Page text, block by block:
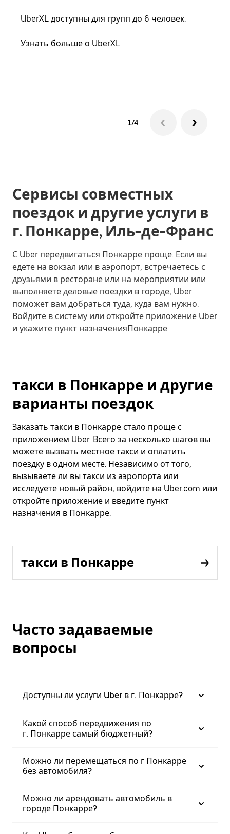
UberXL доступны для групп до 6 человек.
Узнать больше о UberXL
1/4
Сервисы совместных
поездок и другие услуги в
г. Понкарре, Иль-де-Франс
С Uber передвигаться Понкарре проще. Если вы
едете на вокзал или в аэропорт, встречаетесь с
друзьями в ресторане или на мероприятии или
выполняете деловые поездки в городе, Uber
поможет вам добраться туда, куда вам нужно.
Войдите в систему или откройте приложение Uber
и укажите пункт назначенияПонкарре.
такси в Понкарре и другие
варианты поездок
Заказать такси в Понкарре стало проще с
приложением Uber. Всего за несколько шагов вы
можете вызвать местное такси и оплатить
поездку в одном месте. Независимо от того,
вызываете ли вы такси из аэропорта или
исследуете новый район, войдите на Uber.com или
откройте приложение и введите пункт
назначения в Понкарре.
такси в Понкарре
Часто задаваемые
вопросы
Доступны ли услуги Uber в г. Понкарре?
Какой способ передвижения по
г. Понкарре самый бюджетный?
Можно ли перемещаться по г Понкарре
без автомобиля?
Можно ли арендовать автомобиль в
городе Понкарре?